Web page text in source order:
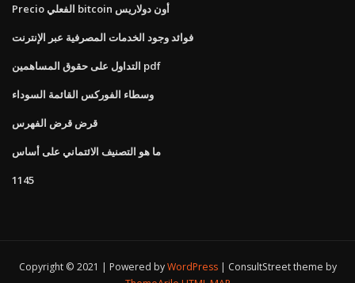
Precio الفعلي bitcoin أون دولاريس
فوائد وجود الخدمات المصرفية عبر الإنترنت
التداول على حقوق المساهمين pdf
وسطاء الفوركس القائمة السوداء
قرض قرض الفهرس
ما هو التصنيف الائتماني على أساس
1145
Copyright © 2021 | Powered byWordPress
ConsultStreet theme by